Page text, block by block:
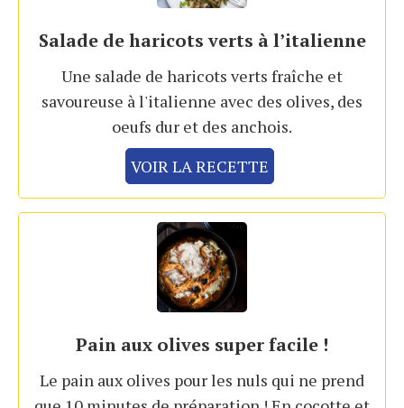
Salade de haricots verts à l’italienne
Une salade de haricots verts fraîche et
savoureuse à l'italienne avec des olives, des
oeufs dur et des anchois.
VOIR LA RECETTE
Pain aux olives super facile !
Le pain aux olives pour les nuls qui ne prend